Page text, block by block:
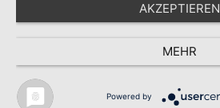
AKZEPTIEREN
MEHR
Powered by